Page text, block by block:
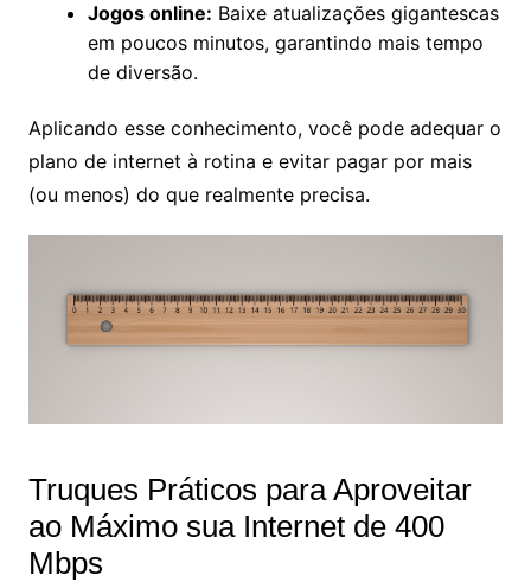
Jogos online: Baixe atualizações gigantescas
em poucos minutos, garantindo mais tempo
de diversão.
Aplicando esse conhecimento, você pode adequar o
plano de internet à rotina e evitar pagar por mais
(ou menos) do que realmente precisa.
Truques Práticos para Aproveitar
ao Máximo sua Internet de 400
Mbps